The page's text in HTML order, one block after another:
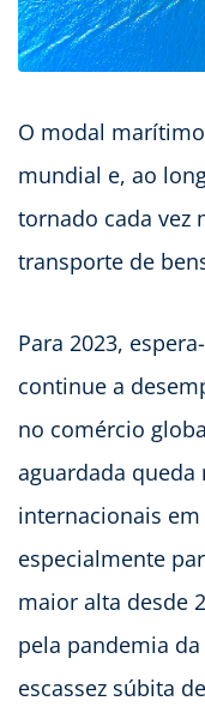
O modal
mundial e, ao
tornado cada vez
transporte de
Para 2023,
continue a
no comércio
aguardada queda
internacionais
especialmente
maior alta desde
pela pandemia
escassez súbita